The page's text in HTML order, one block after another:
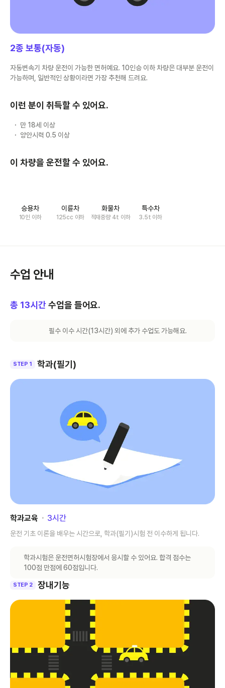
2종 보통(자동)
자동변속기 차량 운전이 가능한 면허예요. 10인승 이하 차량은 대부분 운전이
가능하며, 일반적인 상황이라면 가장 추천해 드려요.
이런 분이 취득할 수 있어요.
만 18세 이상
양안시력 0.5 이상
이 차량을 운전할 수 있어요.
승용차
10인 이하
이륜차
125cc 이하
화물차
적재중량 4t 이하
특수차
3.5t 이하
수업 안내
총 13시간 수업을 들어요.
필수 이수 시간(13시간) 외에 추가 수업도 가능해요.
STEP 1 학과(필기)
학과교육 ･ 3시간
운전 기초 이론을 배우는 시간으로, 학과(필기)시험 전 이수하게 됩니다.
학과시험은 운전면허시험장에서 응시할 수 있어요. 합격 점수는
100점 만점에 60점입니다.
STEP 2 장내기능